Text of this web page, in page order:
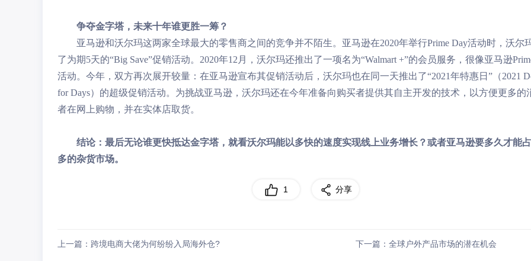
争夺金字塔，未来十年谁更胜一筹？
亚马逊和沃尔玛这两家全球最大的零售商之间的竞争并不陌生。亚马逊在2020年举行Prime Day活动时，沃尔
了为期5天的“Big Save”促销活动。2020年12月，沃尔玛还推出了一项名为“Walmart +”的会员服务，很像亚马逊
活动。今年，双方再次展开较量：在亚马逊宣布其促销活动后，沃尔玛也在同一天推出了“2021年特惠日”（2021
for Days）的超级促销活动。为挑战亚马逊，沃尔玛还在今年准备向购买者提供其自主开发的技术，以方便更多的
者在网上购物，并在实体店取货。
结论：最后无论谁更快抵达金字塔，就看沃尔玛能以多快的速度实现线上业务增长？或者亚马逊要多久才能
多的杂货市场。
1 分享
上一篇：跨境电商大佬为何纷纷入局海外仓? 下一篇：全球户外产品市场的潜在机会